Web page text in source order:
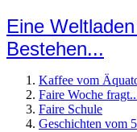
Eine
Bestehen...
Kaffee vom
Faire Woche
Faire Schule
Geschichten vom